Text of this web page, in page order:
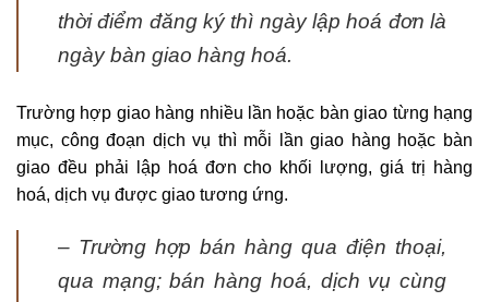
thời điểm đăng ký thì ngày lập hoá đơn là
ngày bàn giao hàng hoá.
Trường hợp giao hàng nhiều lần hoặc bàn giao từng hạng
mục, công đoạn dịch vụ thì mỗi lần giao hàng hoặc bàn
giao đều phải lập hoá đơn cho khối lượng, giá trị hàng
hoá, dịch vụ được giao tương ứng.
– Trường hợp bán hàng qua điện thoại,
qua mạng; bán hàng hoá, dịch vụ cùng